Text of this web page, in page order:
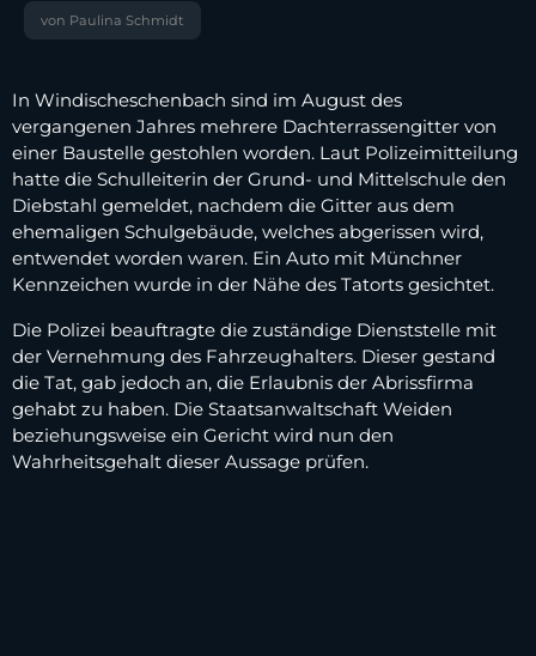
von Paulina Schmidt
In Windischeschenbach sind im August des
vergangenen Jahres mehrere Dachterrassengitter von
einer Baustelle gestohlen worden. Laut Polizeimitteilung
hatte die Schulleiterin der Grund- und Mittelschule den
Diebstahl gemeldet, nachdem die Gitter aus dem
ehemaligen Schulgebäude, welches abgerissen wird,
entwendet worden waren. Ein Auto mit Münchner
Kennzeichen wurde in der Nähe des Tatorts gesichtet.
Die Polizei beauftragte die zuständige Dienststelle mit
der Vernehmung des Fahrzeughalters. Dieser gestand
die Tat, gab jedoch an, die Erlaubnis der Abrissfirma
gehabt zu haben. Die Staatsanwaltschaft Weiden
beziehungsweise ein Gericht wird nun den
Wahrheitsgehalt dieser Aussage prüfen.